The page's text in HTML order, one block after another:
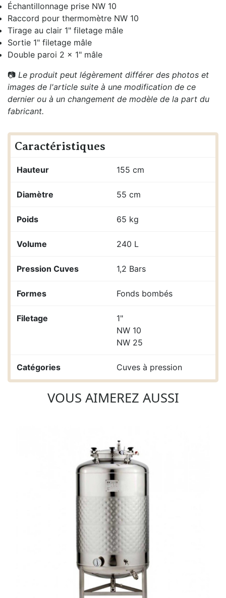
Échantillonnage prise NW 10
Raccord pour thermomètre NW 10
Tirage au clair 1" filetage mâle
Sortie 1" filetage mâle
Double paroi 2 x 1" mâle
📷 Le produit peut légèrement différer des photos et
images de l'article suite à une modification de ce
dernier ou à un changement de modèle de la part du
fabricant.
Caractéristiques
Hauteur 155 cm
Diamètre 55 cm
Poids 65 kg
Volume 240 L
Pression Cuves 1,2 Bars
Formes Fonds bombés
Filetage
1"
NW 10
NW 25
Catégories Cuves à pression
VOUS AIMEREZ AUSSI